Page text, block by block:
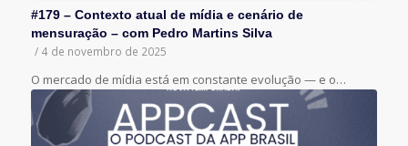
#179 – Contexto atual de mídia e cenário de
mensuração – com Pedro Martins Silva
/ 4 de novembro de 2025
O mercado de mídia está em constante evolução — e o…